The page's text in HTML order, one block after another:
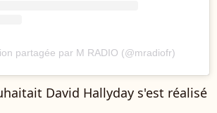
partagée par M RADIO (@mradiofr)
David Hallyday s'est réalisé